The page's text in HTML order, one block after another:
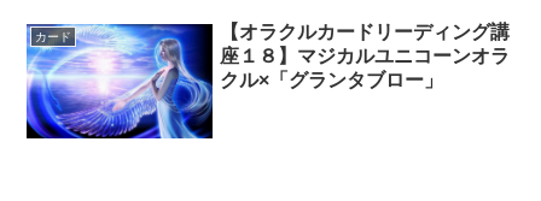
カード
【オラクルカードリーディング講
座１８】マジカルユニコーンオラ
クル×「グランタブロー」